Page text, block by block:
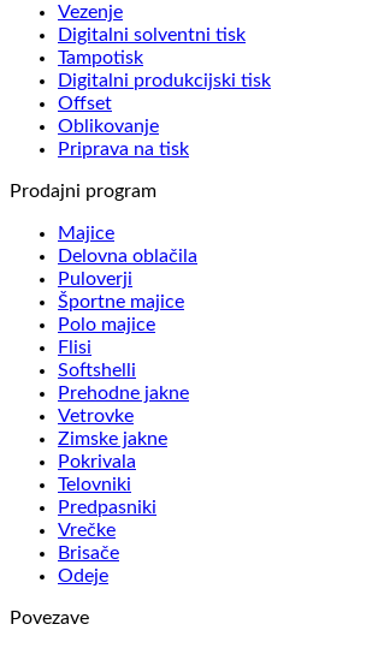
Vezenje
Digitalni solventni tisk
Tampotisk
Digitalni produkcijski tisk
Offset
Oblikovanje
Priprava na tisk
Prodajni program
Majice
Delovna oblačila
Puloverji
Športne majice
Polo majice
Flisi
Softshelli
Prehodne jakne
Vetrovke
Zimske jakne
Pokrivala
Telovniki
Predpasniki
Vrečke
Brisače
Odeje
Povezave